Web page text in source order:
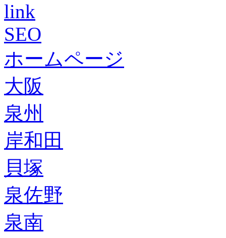
link
SEO
ホームページ
大阪
泉州
岸和田
貝塚
泉佐野
泉南